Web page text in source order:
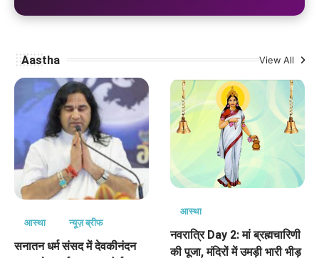
Aastha View All
आस्था न्यूज़ ब्रीफ
सनातन धर्म संसद में देवकीनंदन
आस्था
नवरात्रि Day 2: मां ब्रह्मचारिणी
की पूजा, मंदिरों में उमड़ी भारी भीड़